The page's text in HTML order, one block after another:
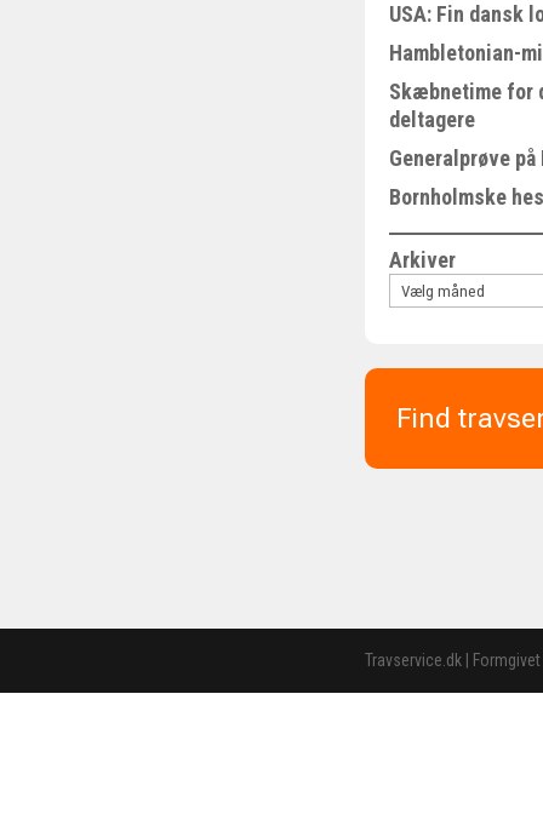
USA: Fin dansk
Hambletonian-
Skæbnetime for
deltagere
Generalprøve
Bornholmske
Arkiver
Find
Travservice.dk |